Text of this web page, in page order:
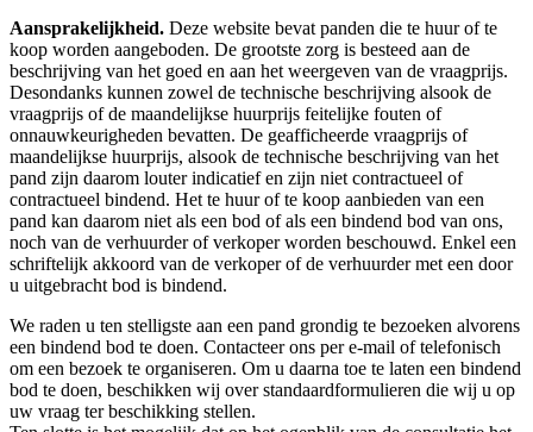
Aansprakelijkheid. Deze website bevat panden die te huur of te
koop worden aangeboden. De grootste zorg is besteed aan de
beschrijving van het goed en aan het weergeven van de vraagprijs.
Desondanks kunnen zowel de technische beschrijving alsook de
vraagprijs of de maandelijkse huurprijs feitelijke fouten of
onnauwkeurigheden bevatten. De geafficheerde vraagprijs of
maandelijkse huurprijs, alsook de technische beschrijving van het
pand zijn daarom louter indicatief en zijn niet contractueel of
contractueel bindend. Het te huur of te koop aanbieden van een
pand kan daarom niet als een bod of als een bindend bod van ons,
noch van de verhuurder of verkoper worden beschouwd. Enkel een
schriftelijk akkoord van de verkoper of de verhuurder met een door
u uitgebracht bod is bindend.
We raden u ten stelligste aan een pand grondig te bezoeken alvorens
een bindend bod te doen. Contacteer ons per e-mail of telefonisch
om een bezoek te organiseren. Om u daarna toe te laten een bindend
bod te doen, beschikken wij over standaardformulieren die wij u op
uw vraag ter beschikking stellen.